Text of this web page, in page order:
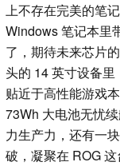
上不存在完美的笔
Windows 笔记本里
了，期待未来芯片
头的 14 英寸设备
贴近于高性能游戏
73Wh 大电池无忧
力生产力，还有一
破，凝聚在 ROG